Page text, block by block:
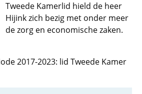
Tweede Kamerlid hield de heer
Hijink zich bezig met onder meer
de zorg en economische zaken.
2017-2023: lid Tweede Kamer